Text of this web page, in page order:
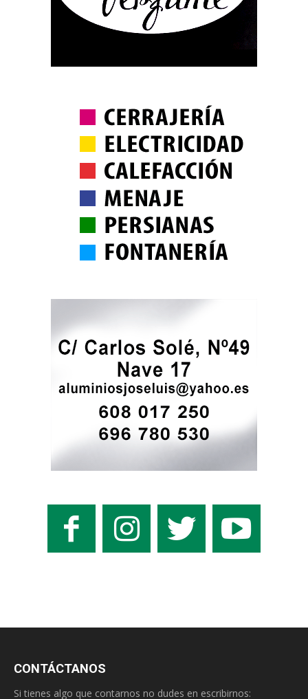
CONTÁCTANOS
Si tienes algo que contarnos no dudes en escribirnos: